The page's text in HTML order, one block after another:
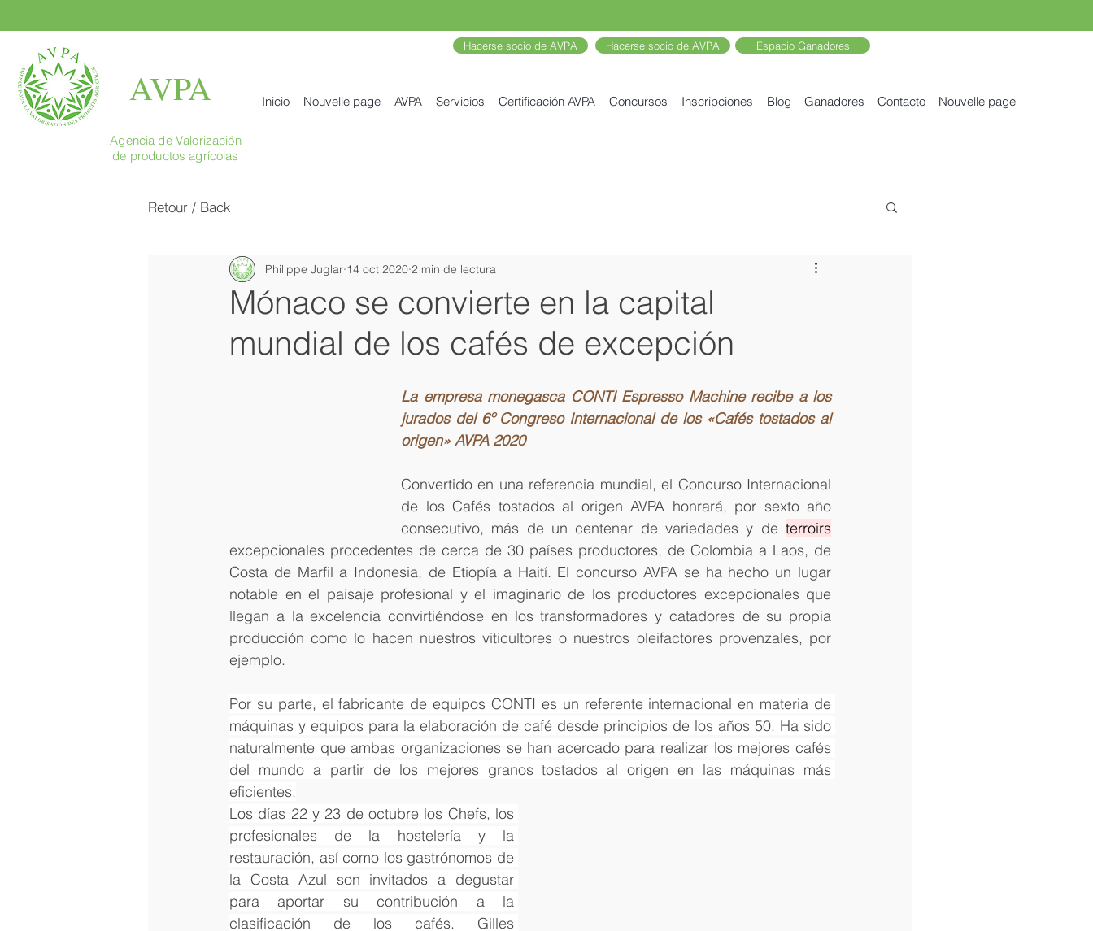
AVPA
Hacerse socio de AVPA Hacerse socio de AVPA Espacio Ganadores
Inicio Nouvelle page AVPA Servicios Certificación AVPA Concursos Inscripciones Blog Ganadores Contacto Nouvelle page
Agencia de Valorización
de productos agrícolas
Retour / Back
Mónaco se convierte en la capital
mundial de los cafés de excepción
Philippe Juglar 14 oct 2020 2 min de lectura
La empresa monegasca CONTI Espresso Machine recibe a los
jurados del 6º Congreso Internacional de los «Cafés tostados al
origen» AVPA 2020
Convertido en una referencia mundial, el Concurso Internacional
de los Cafés tostados al origen AVPA honrará, por sexto año
consecutivo, más de un centenar de variedades y de terroirs
excepcionales procedentes de cerca de 30 países productores, de Colombia a Laos, de
Costa de Marfil a Indonesia, de Etiopía a Haití. El concurso AVPA se ha hecho un lugar
notable en el paisaje profesional y el imaginario de los productores excepcionales que
llegan a la excelencia convirtiéndose en los transformadores y catadores de su propia
producción como lo hacen nuestros viticultores o nuestros oleifactores provenzales, por
ejemplo.
Por su parte, el fabricante de equipos CONTI es un referente internacional en materia de
máquinas y equipos para la elaboración de café desde principios de los años 50. Ha sido
naturalmente que ambas organizaciones se han acercado para realizar los mejores cafés
del mundo a partir de los mejores granos tostados al origen en las máquinas más
eficientes.
Los días 22 y 23 de octubre los Chefs, los
profesionales de la hostelería y la
restauración, así como los gastrónomos de
la Costa Azul son invitados a degustar
para aportar su contribución a la
clasificación de los cafés. Gilles